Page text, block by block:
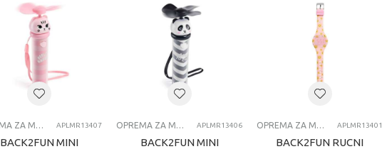
OPREMA ZA MOBILNE TELEFONE APLMR13407
BACK2FUN MINI
OPREMA ZA MOBILNE TELEFONE APLMR13406
BACK2FUN MINI
OPREMA ZA MOBILNE TELEFONE APLMR13401
BACK2FUN RUCNI